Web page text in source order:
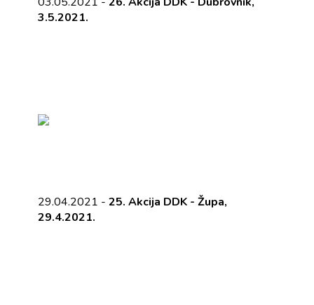
3.5.2021.
29.04.2021 - 25. Akcija DDK - Župa,
29.4.2021.